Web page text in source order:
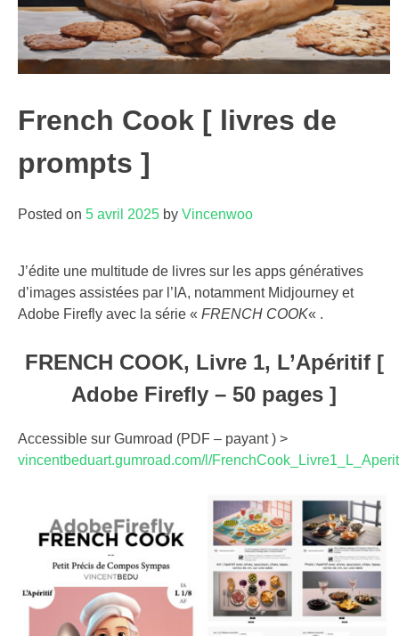
French Cook [ livres de
prompts ]
Posted on 5 avril 2025 by Vincenwoo
J’édite une multitude de livres sur les apps génératives
d’images assistées par l’IA, notamment Midjourney et
Adobe Firefly avec la série « FRENCH COOK« .
FRENCH COOK, Livre 1, L’Apéritif [
Adobe Firefly – 50 pages ]
Accessible sur Gumroad (PDF – payant ) >
vincentbeduart.gumroad.com/l/